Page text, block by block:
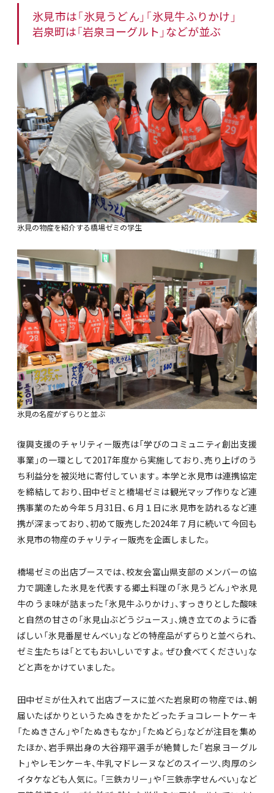
氷見市は「氷見うどん」「氷見牛ふりかけ」
岩泉町は「岩泉ヨーグルト」などが並ぶ
氷見の物産を紹介する橋場ゼミの学生
氷見の名産がずらりと並ぶ
復興支援のチャリティー販売は「学びのコミュニティ創出支援
事業」の一環として2017年度から実施しており、売り上げのう
ち利益分を被災地に寄付しています。本学と氷見市は連携協定
を締結しており、田中ゼミと橋場ゼミは観光マップ作りなど連
携事業のため今年５月31日、６月１日に氷見市を訪れるなど連
携が深まっており、初めて販売した2024年７月に続いて今回も
氷見市の物産のチャリティー販売を企画しました。
橋場ゼミの出店ブースでは、校友会富山県支部のメンバーの協
力で調達した氷見を代表する郷土料理の「氷見うどん」や氷見
牛のうま味が詰まった「氷見牛ふりかけ」、すっきりとした酸味
と自然の甘さの「氷見山ぶどうジュース」、焼き立てのように香
ばしい「氷見番屋せんべい」などの特産品がずらりと並べられ、
ゼミ生たちは「とてもおいしいですよ。ぜひ食べてください」な
どと声をかけていました。
田中ゼミが仕入れて出店ブースに並べた岩泉町の物産では、朝
届いたばかりというたぬきをかたどったチョコレートケーキ
「たぬきさん」や「たぬきもなか」「たぬどら」などが注目を集め
たほか、岩手県出身の大谷翔平選手が絶賛した「岩泉ヨーグル
ト」やレモンケーキ、牛乳マドレーヌなどのスイーツ、肉厚のシ
イタケなども人気に。「三鉄カリー」や「三鉄赤字せんべい」など